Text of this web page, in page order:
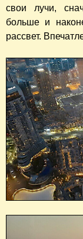
свои лучи,
больше и
рассвет.